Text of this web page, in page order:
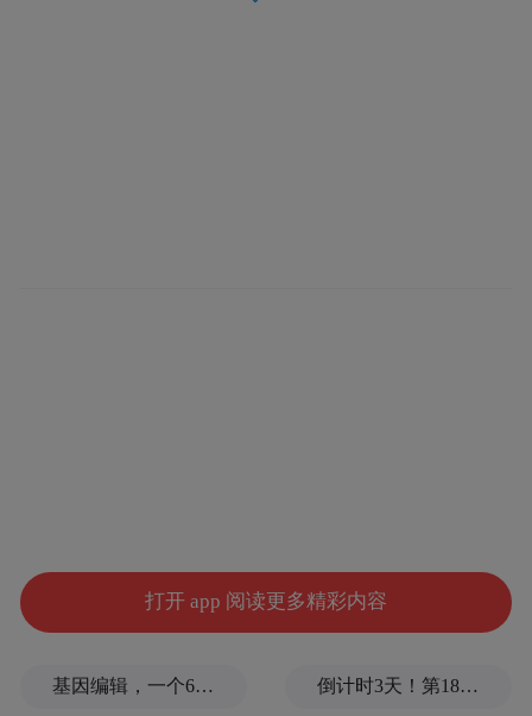
打开 app 阅读更多精彩内容
基因编辑，一个6岁女孩之死 倒计时3天！第18届影响世界华人盛典即将启幕